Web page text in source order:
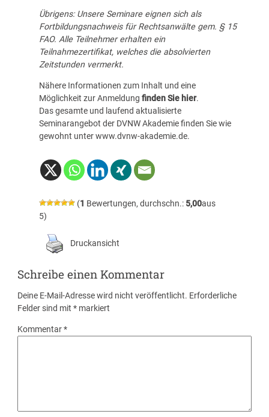
Übrigens: Unsere Seminare eignen sich als
Fortbildungsnachweis für Rechtsanwälte gem. § 15
FAO. Alle Teilnehmer erhalten ein
Teilnahmezertifikat, welches die absolvierten
Zeitstunden vermerkt.
Nähere Informationen zum Inhalt und eine
Möglichkeit zur Anmeldung finden Sie hier.
Das gesamte und laufend aktualisierte
Seminarangebot der DVNW Akademie finden Sie wie
gewohnt unterwww.dvnw-akademie.de.
(1 Bewertungen, durchschn.: 5,00aus
5)
Druckansicht
Schreibe einen Kommentar
Deine E-Mail-Adresse wird nicht veröffentlicht. Erforderliche
Felder sind mit* markiert
Kommentar*